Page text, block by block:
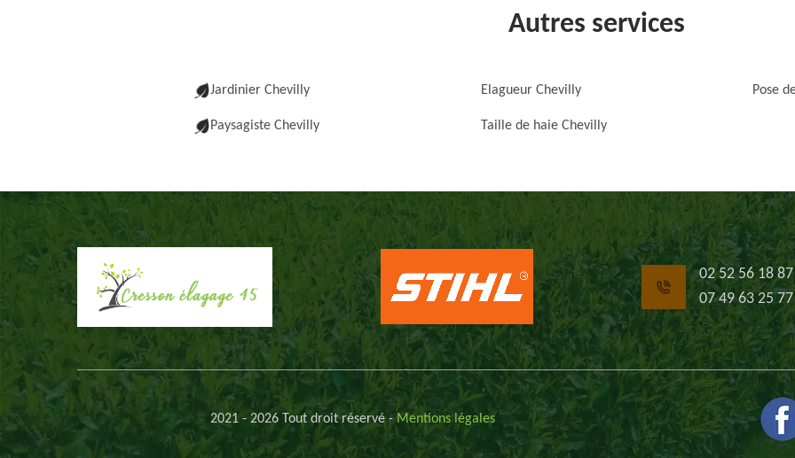
Autres services
Jardinier Chevilly
Paysagiste Chevilly
Elagueur Chevilly
Taille de haie Chevilly
Pose
02 52 56 18 87
07 49 63 25 77
2021 - 2026 Tout droit réservé - Mentions légales